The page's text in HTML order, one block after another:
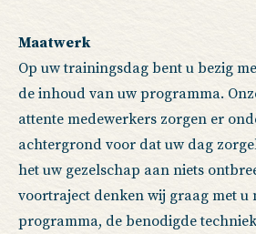
Maatwerk
Op uw trainingsdag bent u bezig
de inhoud van uw programma.
attente medewerkers zorgen er
achtergrond voor dat uw dag
het uw gezelschap aan niets
voortraject denken wij graag met u
programma, de benodigde